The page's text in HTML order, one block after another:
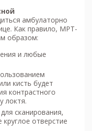
амбулаторно
Как правило, МРТ-
образом:
и любые
кисть будет
контрастного
локтя.
сканирования,
отверстие